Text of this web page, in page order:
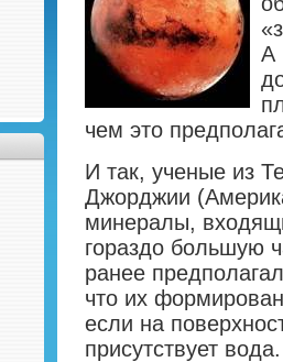
А
чем это
И так, ученые из
Джорджии
минералы,
гораздо большую
ранее
что их
если на
присутствует вода.